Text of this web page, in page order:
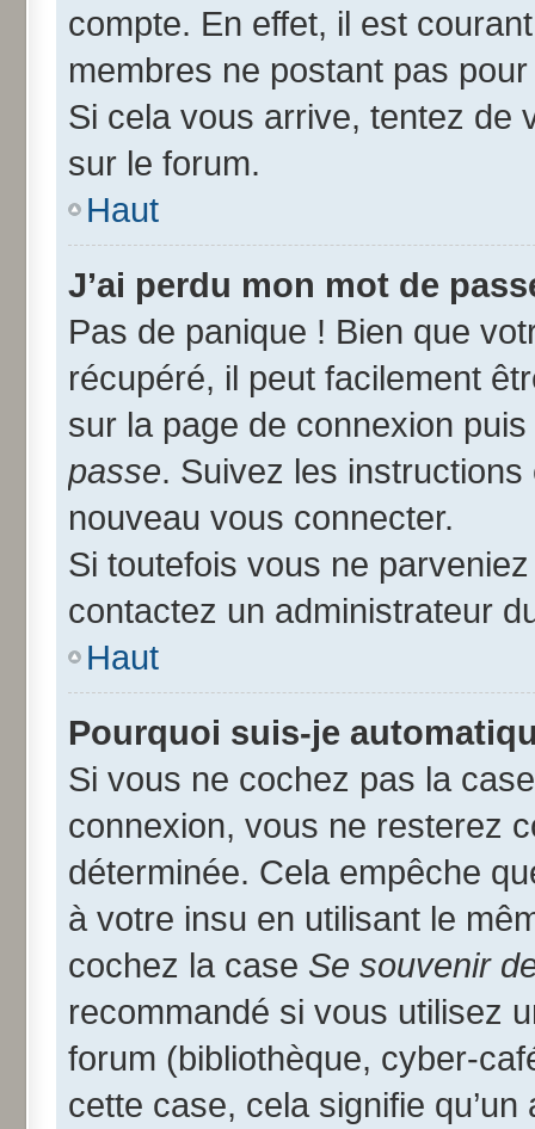
compte. En effet, il est
membres ne postant pas
Si cela vous arrive, tentez de
sur le forum.
Haut
J’ai perdu mon mot de
Pas de panique ! Bien que
récupéré, il peut facilement
sur la page de connexion
passe. Suivez les
nouveau vous connecter.
Si toutefois vous ne
contactez un administrateur
Haut
Pourquoi suis-je
Si vous ne cochez pas la
connexion, vous ne resterez
déterminée. Cela empêche
à votre insu en utilisant le
cochez la case Se souvenir
recommandé si vous utilisez
forum (bibliothèque, cyber-
cette case, cela signifie